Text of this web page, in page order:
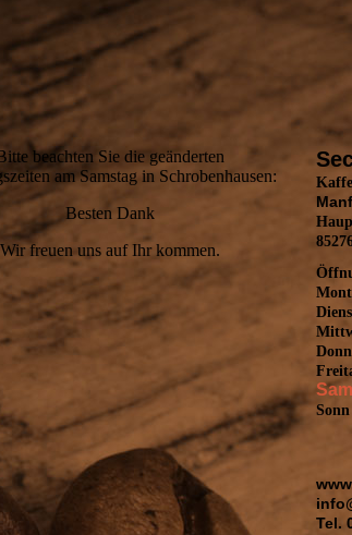
beachten Sie die geänderten
am Samstag in Schrobenhausen:
Besten Dank
Wir freuen uns auf Ihr kommen.
Tel.